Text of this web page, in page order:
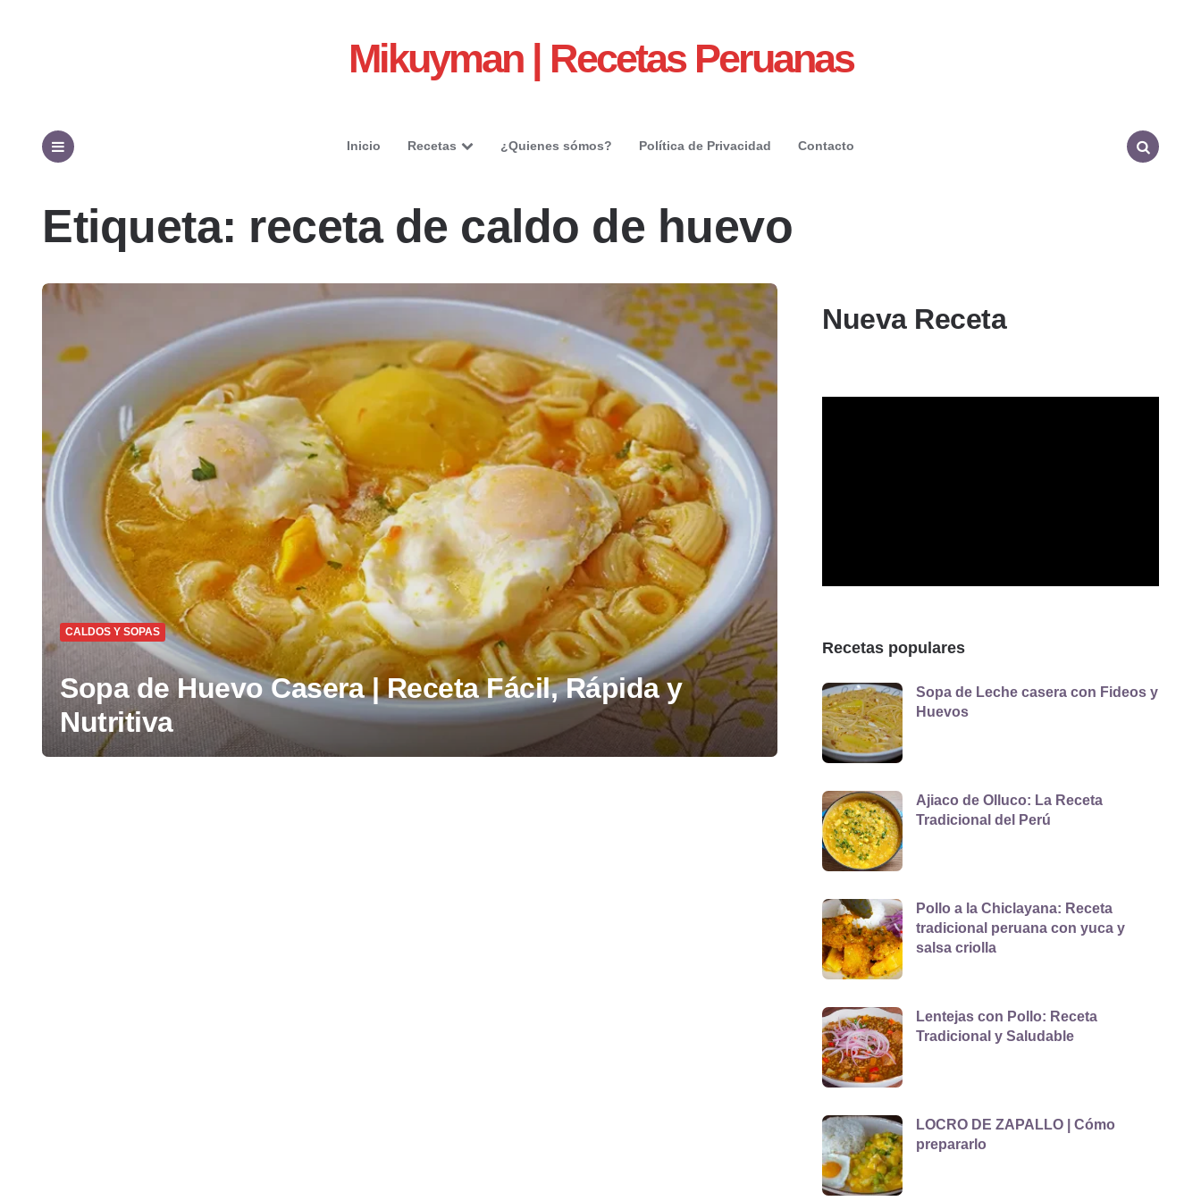
Mikuyman | Recetas Peruanas
Inicio Recetas ¿Quienes sómos? Política de Privacidad Contacto
Etiqueta: receta de caldo de huevo
CALDOS Y SOPAS
Sopa de Huevo Casera | Receta Fácil, Rápida y
Nutritiva
Nueva Receta
Recetas populares
Sopa de Leche casera con Fideos y
Huevos
Ajiaco de Olluco: La Receta
Tradicional del Perú
Pollo a la Chiclayana: Receta
tradicional peruana con yuca y
salsa criolla
Lentejas con Pollo: Receta
Tradicional y Saludable
LOCRO DE ZAPALLO | Cómo
prepararlo